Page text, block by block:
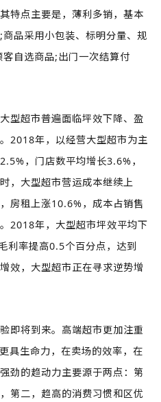
特点主要是，薄利多销，基本
品采用小包装、标明分量、规
自选商品;出门一次结算付
型超市普遍面临坪效下降、盈
2018年，以经营大型超市为主
，门店数平均增长3.6%，
，大型超市营运成本继续上
房租上涨10.6%，成本占销售
2018年，大型超市坪效平均下
利率提高0.5个百分点，达到
效，大型超市正在寻求逆势增
即将到来。高端超市更加注重
具生命力，在卖场的效率，在
劲的趋动力主要源于两点：第
第二，趋高的消费习惯和区优